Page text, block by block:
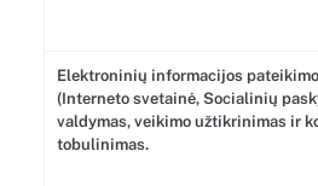
Elektroninių informacijos
(Interneto svetainė, Socialinių
valdymas, veikimo užtikrinimas ir
tobulinimas.